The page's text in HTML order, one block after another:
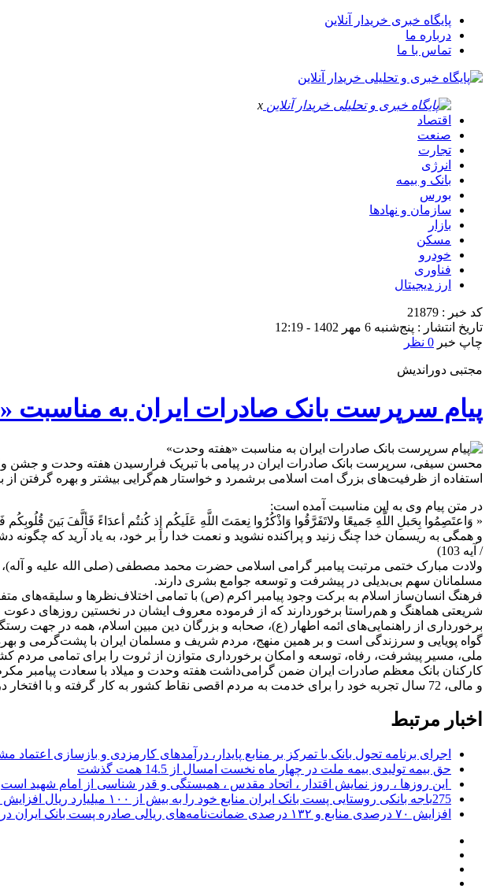
پایگاه خبری خریدار آنلاین
درباره ما
تماس با ما
x
اقتصاد
صنعت
تجارت
انرژی
بانک و بیمه
بورس
سازمان و نهادها
بازار
مسکن
خودرو
فناوری
ارز دیجیتال
کد خبر : 21879
تاریخ انتشار : پنج‌شنبه 6 مهر 1402 - 12:19
چاپ خبر 0 نظر
مجتبی دوراندیش
​پیام سرپرست بانک صادرات ایران به مناسبت
محسن سیفی، سرپرست بانک صادرات ایران در پیامی با تبریک فرارسیدن هفته وحدت و
استفاده از ظرفیت‌های بزرگ امت اسلامی برشمرد و خواستار هم‌گرایی بیشتر و بهره
در متن پیام وی به این مناسبت آمده است:
« وَاعتَصِمُوا بِحَبلِ اللَّهِ جَميعًا ولاتَفَرَّقُوا وَاذْكُرُوا نِعمَتَ اللَّهِ عَلَيكُم إِذ كُنتُم أعدَاءً فَألَّفَ بَينَ قُلُوبِكُم
و همگى به ريسمان خدا چنگ زنيد و پراكنده نشويد و نعمت‏ خدا را بر خود، به ياد آرید كه
/ آیه 103)
ولادت مبارک ختمی مرتبت پیامبر گرامی اسلامی حضرت محمد مصطفی (صلی الله علیه و
مسلمانان سهم بی‌بدیلی در پیشرفت و توسعه جوامع بشری دارند.
فرهنگ انسان‌ساز اسلام به برکت وجود پیامبر اکرم (ص) با تمامی اختلاف‌نظرها و سلیقه‌های
شریعتی هماهنگ و هم‌راستا برخوردارند که از فرموده معروف ایشان در نخستین روزهای دعوت
گواه پویایی و سرزندگی است و بر همین منهج، مردم شریف و مسلمان ایران با پشت‌گرمی و
ملی، مسیر پیشرفت، رفاه، توسعه و امکان برخورداری متوازن از ثروت را برای تمامی مردم
کارکنان بانک معظم صادرات ایران ضمن گرامی‌داشت هفته وحدت و میلاد با سعادت پیامبر
و مالی، 72 سال تجربه خود را برای خدمت به مردم اقصی نقاط کشور به کار گرفته و با افتخار در این مسیر روشن، همچنان استوارند.»
اخبار مرتبط
اجرای برنامه تحول بانک با تمرکز بر منابع پایدار، درآمدهای کارمزدی و بازسازی اعتماد
حق بیمه تولیدی بیمه ملت در چهار ماه نخست امسال از 14.5 همت گذشت
این روزها ، روز نمایش اقتدار ، اتحاد مقدس ، همبستگی و قدر شناسی از امام شهید است
275باجه بانکی روستایی پست بانک ایران منابع خود را به بیش از ۱۰۰ میلیارد ریال افزایش دادند
افزایش ۷۰ درصدی منابع و ۱۳۲ درصدی ضمانت‌نامه‌های ریالی صادره پست بانک ایران در چهارماهه اول سال 1405